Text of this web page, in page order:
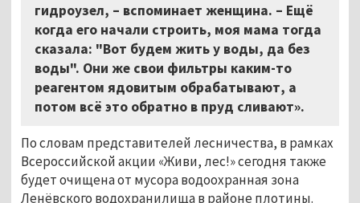
гидроузел, – вспоминает женщина. – Ещё
когда его начали строить, моя мама тогда
сказала: "Вот будем жить у воды, да без
воды". Они же свои фильтры каким-то
реагентом ядовитым обрабатывают, а
потом всё это обратно в пруд сливают».
По словам представителей лесничества, в рамках
Всероссийской акции «Живи, лес!» сегодня также
будет очищена от мусора водоохранная зона
Ленёвского водохранилища в районе плотины.